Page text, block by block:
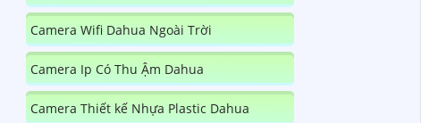
Camera Wifi Dahua Ngoài Trời
Camera Ip Có Thu Ậm Dahua
Camera Thiết kế Nhựa Plastic Dahua